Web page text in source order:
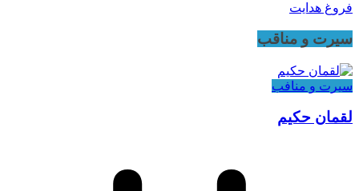
فروغ هدایت
سیرت و مناقب
سیرت و منافب
لقمان حکیم